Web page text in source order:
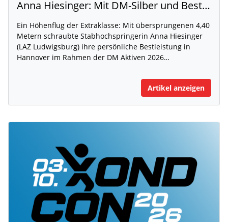
Anna Hiesinger: Mit DM-Silber und Bestleistung zur U20-WM
Ein Höhenflug der Extraklasse: Mit übersprungenen 4,40
Metern schraubte Stabhochspringerin Anna Hiesinger
(LAZ Ludwigsburg) ihre persönliche Bestleistung in
Hannover im Rahmen der DM Aktiven 2026…
Artikel anzeigen